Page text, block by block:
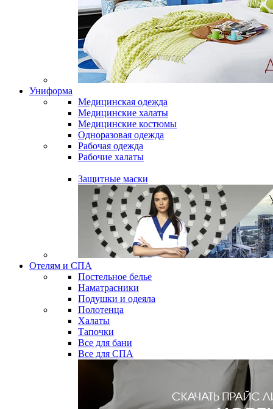
Униформа
Медицинская одежда
Медицинские халаты
Медицинские костюмы
Одноразовая одежда
Рабочая одежда
Рабочие халаты
Защитные маски
Отелям и СПА
Постельное белье
Наматрасники
Подушки и одеяла
Полотенца
Халаты
Тапочки
Все для бани
Все для СПА